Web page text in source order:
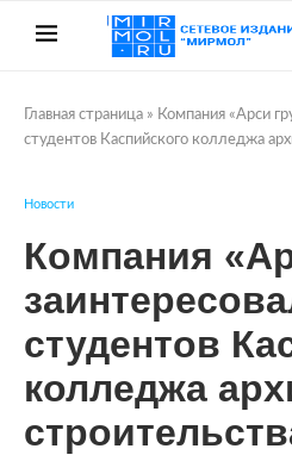
Главная страница » Компания «Арси
студентов Каспийского колледжа
Новости
Компания
студентов
колледжа